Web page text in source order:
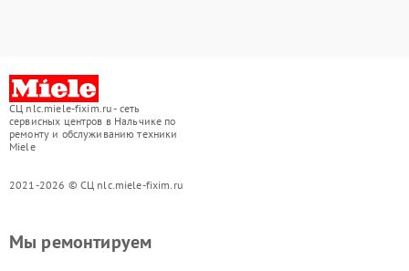
СЦ nlc.miele-fixim.ru - сеть
сервисных центров в Нальчике по
ремонту и обслуживанию техники
Miele
2021-2026 © СЦ nlc.miele-fixim.ru
Мы ремонтируем